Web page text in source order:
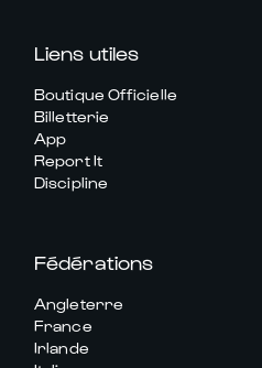
Liens utiles
Boutique Officielle
Billetterie
App
Report It
Discipline
Fédérations
Angleterre
France
Irlande